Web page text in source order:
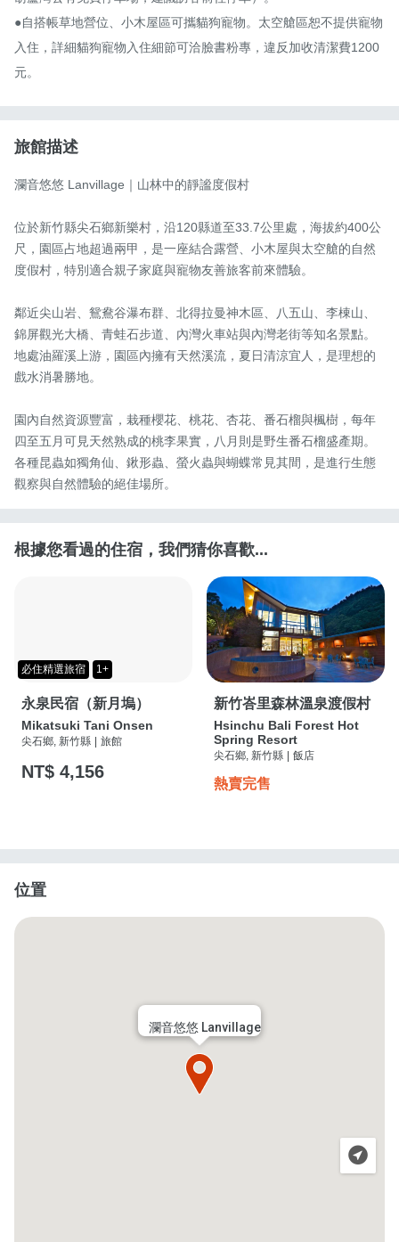
●自搭帳草地營位、小木屋區可攜貓狗寵物。太空艙區恕不提供寵物
入住，詳細貓狗寵物入住細節可洽臉書粉專，違反加收清潔費1200
元。
旅館描述
瀾音悠悠 Lanvillage｜山林中的靜謐度假村
位於新竹縣尖石鄉新樂村，沿120縣道至33.7公里處，海拔約400公
尺，園區占地超過兩甲，是一座結合露營、小木屋與太空艙的自然
度假村，特別適合親子家庭與寵物友善旅客前來體驗。
鄰近尖山岩、鴛鴦谷瀑布群、北得拉曼神木區、八五山、李棟山、
錦屏觀光大橋、青蛙石步道、內灣火車站與內灣老街等知名景點。
地處油羅溪上游，園區內擁有天然溪流，夏日清涼宜人，是理想的
戲水消暑勝地。
園內自然資源豐富，栽種櫻花、桃花、杏花、番石榴與楓樹，每年
四至五月可見天然熟成的桃李果實，八月則是野生番石榴盛產期。
各種昆蟲如獨角仙、鍬形蟲、螢火蟲與蝴蝶常見其間，是進行生態
觀察與自然體驗的絕佳場所。
根據您看過的住宿，我們猜你喜歡...
必住精選旅宿 1+
永泉民宿（新月塢）
Mikatsuki Tani Onsen
尖石鄉, 新竹縣 | 旅館
NT$ 4,156
新竹峇里森林溫泉渡假村
Hsinchu Bali Forest Hot
Spring Resort
尖石鄉, 新竹縣 | 飯店
熱賣完售
位置
瀾音悠悠 Lanvillage